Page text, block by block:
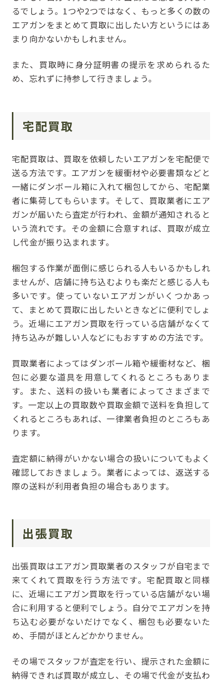
るでしょう。1つや2つではなく、もっと多くの数の
エアガンをまとめて買取に出したい方というにはあ
まり向かないかもしれません。
また、買取時に身分証明書の提示を求められるた
め、忘れずに持参して行きましょう。
宅配買取
宅配買取は、買取を依頼したいエアガンを宅配便で
送る方法です。エアガンを緩衝材や必要書類などと
一緒にダンボール箱に入れて梱包してから、宅配業
者に集荷してもらいます。そして、買取業者にエア
ガンが届いたら査定が行われ、金額が通知されると
いう流れです。その金額に合意すれば、買取が成立
し代金が振り込まれます。
梱包する作業が面倒に感じられる人もいるかもしれ
ませんが、店舗に持ち込むよりも楽だと感じる人も
多いです。使っていないエアガンがいくつかあっ
て、まとめて買取に出したいときなどに便利でしょ
う。近場にエアガン買取を行っている店舗がなくて
持ち込みが難しい人などにもおすすめの方法です。
買取業者によってはダンボール箱や緩衝材など、梱
包に必要な道具を用意してくれるところもありま
す。また、送料の扱いも業者によってさまざまで
す。一定以上の買取数や買取金額で送料を負担して
くれるところもあれば、一律業者負担のところもあ
ります。
査定額に納得がいかない場合の扱いについてもよく
確認しておきましょう。業者によっては、返送する
際の送料が利用者負担の場合もあります。
出張買取
出張買取はエアガン買取業者のスタッフが自宅まで
来てくれて買取を行う方法です。宅配買取と同様
に、近場にエアガン買取を行っている店舗がない場
合に利用すると便利でしょう。自分でエアガンを持
ち込む必要がないだけでなく、梱包も必要ないた
め、手間がほとんどかかりません。
その場でスタッフが査定を行い、提示された金額に
納得できれば買取が成立し、その場で代金が支払わ